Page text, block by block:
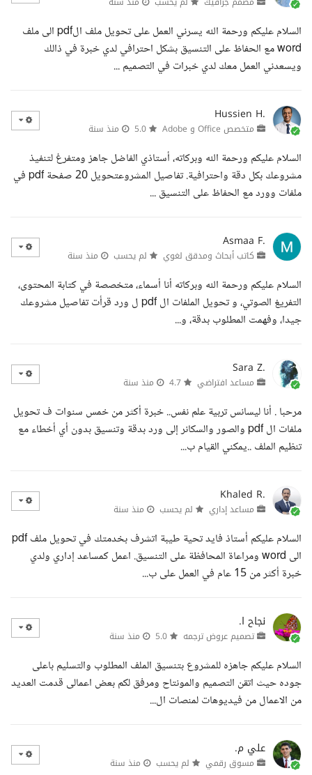
السلام عليكم ورحمة الله يسرني العمل على تحويل ملف الpdf الى ملف
word مع الحفاظ على التنسيق بشكل احترافي لدي خبرة في ذالك
ويسعدني العمل معك لدي خبرات في التصميم ...
Hussien H.
متخصص Office و Adobe منذ سنة
السلام عليكم ورحمة الله وبركاته، أستاذي الفاضل جاهز ومتفرغ لتنفيذ
مشروعك بكل دقة واحترافية. تفاصيل المشروعتحويل 20 صفحة pdf في
ملفات وورد مع الحفاظ على التنسيق ...
Asmaa F.
كاتب أبحاث ومدقق لغوي لم يحسب منذ سنة
السلام عليكم ورحمة الله وبركاته أنا أسماء، متخصصة في كتابة المحتوى،
التفريغ الصوتي، و تحويل الملفات ال pdf ل ورد قرأت تفاصيل مشروعك
جيدا، وفهمت المطلوب بدقة، و...
Sara Z.
مساعد افتراضي منذ سنة
مرحبا . أنا ليسانس تربية علم نفس.. خبرة أكثر من خمس سنوات ف تحويل
ملفات ال pdf والصور والسكانر إلى ورد بدقة وتنسيق بدون أي أخطاء مع
تنظيم الملف ..يمكني القيام ب...
Khaled R.
مساعد إداري لم يحسب منذ سنة
السلام عليكم أستاذ فايد تحية طيبة اتشرف بخدمتك في تحويل ملف pdf
الى word ومراعاة المحافظة على التنسيق. اعمل كمساعد إداري ولدي
خبرة أكثر من 15 عام في العمل على ب...
نجاح ا.
تصميم عروض ترجمه منذ سنة
السلام عليكم جاهزه للمشروع بتنسيق الملف المطلوب والتسليم باعلى
جوده حيث اتقن التصميم والمونتاح ومرفق لكم بعض اعمالى قدمت العديد
من الاعمال من فيديوهات لمنصات ال...
علي م.
مسوق رقمي لم يحسب منذ سنة